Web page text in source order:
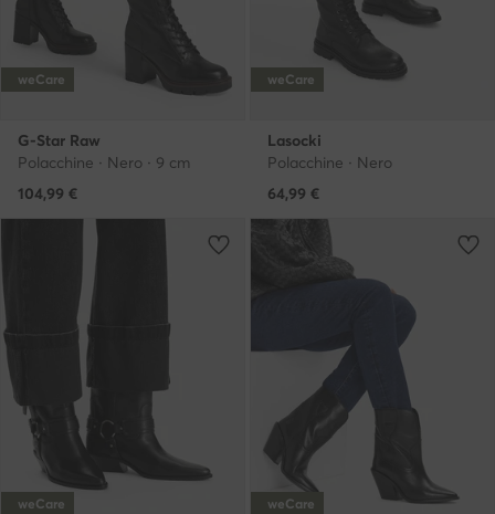
weCare
G-Star Raw
Polacchine · Nero · 9 cm
104,99 €
weCare
Lasocki
Polacchine · Nero
64,99 €
weCare weCare